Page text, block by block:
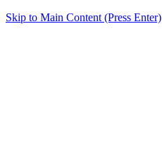
Skip to Main Content (Press Enter)